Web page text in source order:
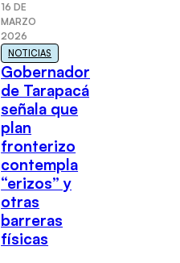
16 DE
MARZO
2026
NOTICIAS
Gobernador
de Tarapacá
señala que
plan
fronterizo
contempla
“erizos” y
otras
barreras
físicas